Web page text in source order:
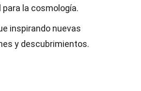
la cosmología.
inspirando nuevas
y descubrimientos.